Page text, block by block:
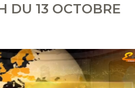
DU 13 OCTOBRE